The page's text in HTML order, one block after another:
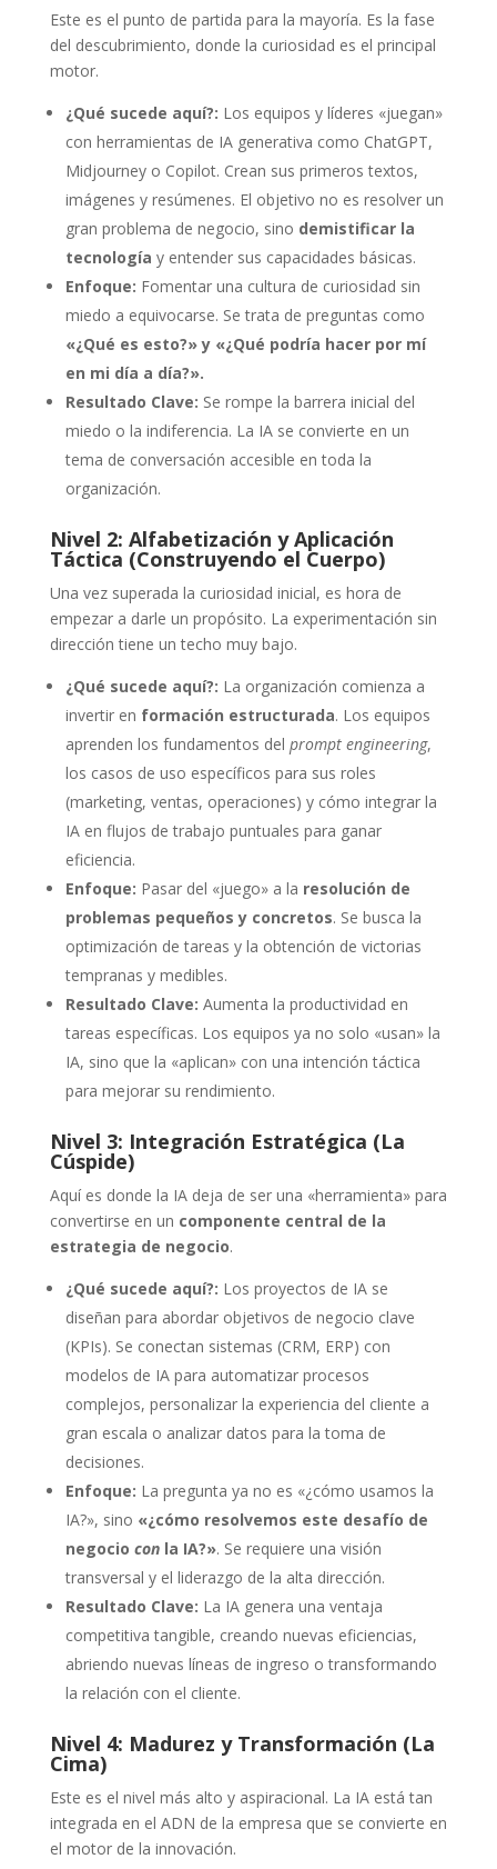
Este es el punto de partida para la mayoría. Es la fase
del descubrimiento, donde la curiosidad es el principal
motor.
¿Qué sucede aquí?: Los equipos y líderes «juegan»
con herramientas de IA generativa como ChatGPT,
Midjourney o Copilot. Crean sus primeros textos,
imágenes y resúmenes. El objetivo no es resolver un
gran problema de negocio, sino demistificar la
tecnología y entender sus capacidades básicas.
Enfoque: Fomentar una cultura de curiosidad sin
miedo a equivocarse. Se trata de preguntas como
«¿Qué es esto?» y «¿Qué podría hacer por mí
en mi día a día?».
Resultado Clave: Se rompe la barrera inicial del
miedo o la indiferencia. La IA se convierte en un
tema de conversación accesible en toda la
organización.
Nivel 2: Alfabetización y Aplicación
Táctica (Construyendo el Cuerpo)
Una vez superada la curiosidad inicial, es hora de
empezar a darle un propósito. La experimentación sin
dirección tiene un techo muy bajo.
¿Qué sucede aquí?: La organización comienza a
invertir en formación estructurada. Los equipos
aprenden los fundamentos del prompt engineering,
los casos de uso específicos para sus roles
(marketing, ventas, operaciones) y cómo integrar la
IA en flujos de trabajo puntuales para ganar
eficiencia.
Enfoque: Pasar del «juego» a la resolución de
problemas pequeños y concretos. Se busca la
optimización de tareas y la obtención de victorias
tempranas y medibles.
Resultado Clave: Aumenta la productividad en
tareas específicas. Los equipos ya no solo «usan» la
IA, sino que la «aplican» con una intención táctica
para mejorar su rendimiento.
Nivel 3: Integración Estratégica (La
Cúspide)
Aquí es donde la IA deja de ser una «herramienta» para
convertirse en un componente central de la
estrategia de negocio.
¿Qué sucede aquí?: Los proyectos de IA se
diseñan para abordar objetivos de negocio clave
(KPIs). Se conectan sistemas (CRM, ERP) con
modelos de IA para automatizar procesos
complejos, personalizar la experiencia del cliente a
gran escala o analizar datos para la toma de
decisiones.
Enfoque: La pregunta ya no es «¿cómo usamos la
IA?», sino «¿cómo resolvemos este desafío de
negocio conla IA?». Se requiere una visión
transversal y el liderazgo de la alta dirección.
Resultado Clave: La IA genera una ventaja
competitiva tangible, creando nuevas eficiencias,
abriendo nuevas líneas de ingreso o transformando
la relación con el cliente.
Nivel 4: Madurez y Transformación (La
Cima)
Este es el nivel más alto y aspiracional. La IA está tan
integrada en el ADN de la empresa que se convierte en
el motor de la innovación.